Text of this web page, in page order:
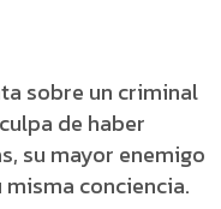
sobre un criminal
de haber
su mayor enemigo
conciencia.